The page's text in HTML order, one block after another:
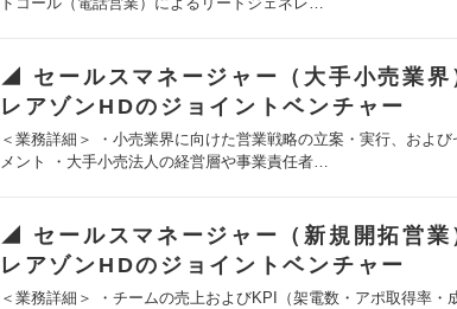
◢ セールスマネージャー（大手小売業
レアゾンHDのジョイントベンチャー
＜業務詳細＞ ・小売業界に向けた営業戦略の立案・実行、およ
メント ・大手小売法人の経営層や事業責任者…
◢ セールスマネージャー（新規開拓営
レアゾンHDのジョイントベンチャー
＜業務詳細＞ ・チームの売上およびKPI（架電数・アポ取得率・